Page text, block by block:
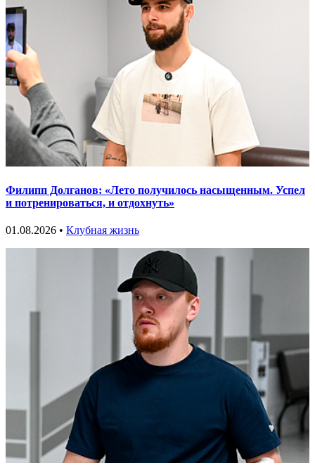
Филипп Долганов: «Лето получилось насыщенным. Успел
и потренироваться, и отдохнуть»
01.08.2026 • Клубная жизнь